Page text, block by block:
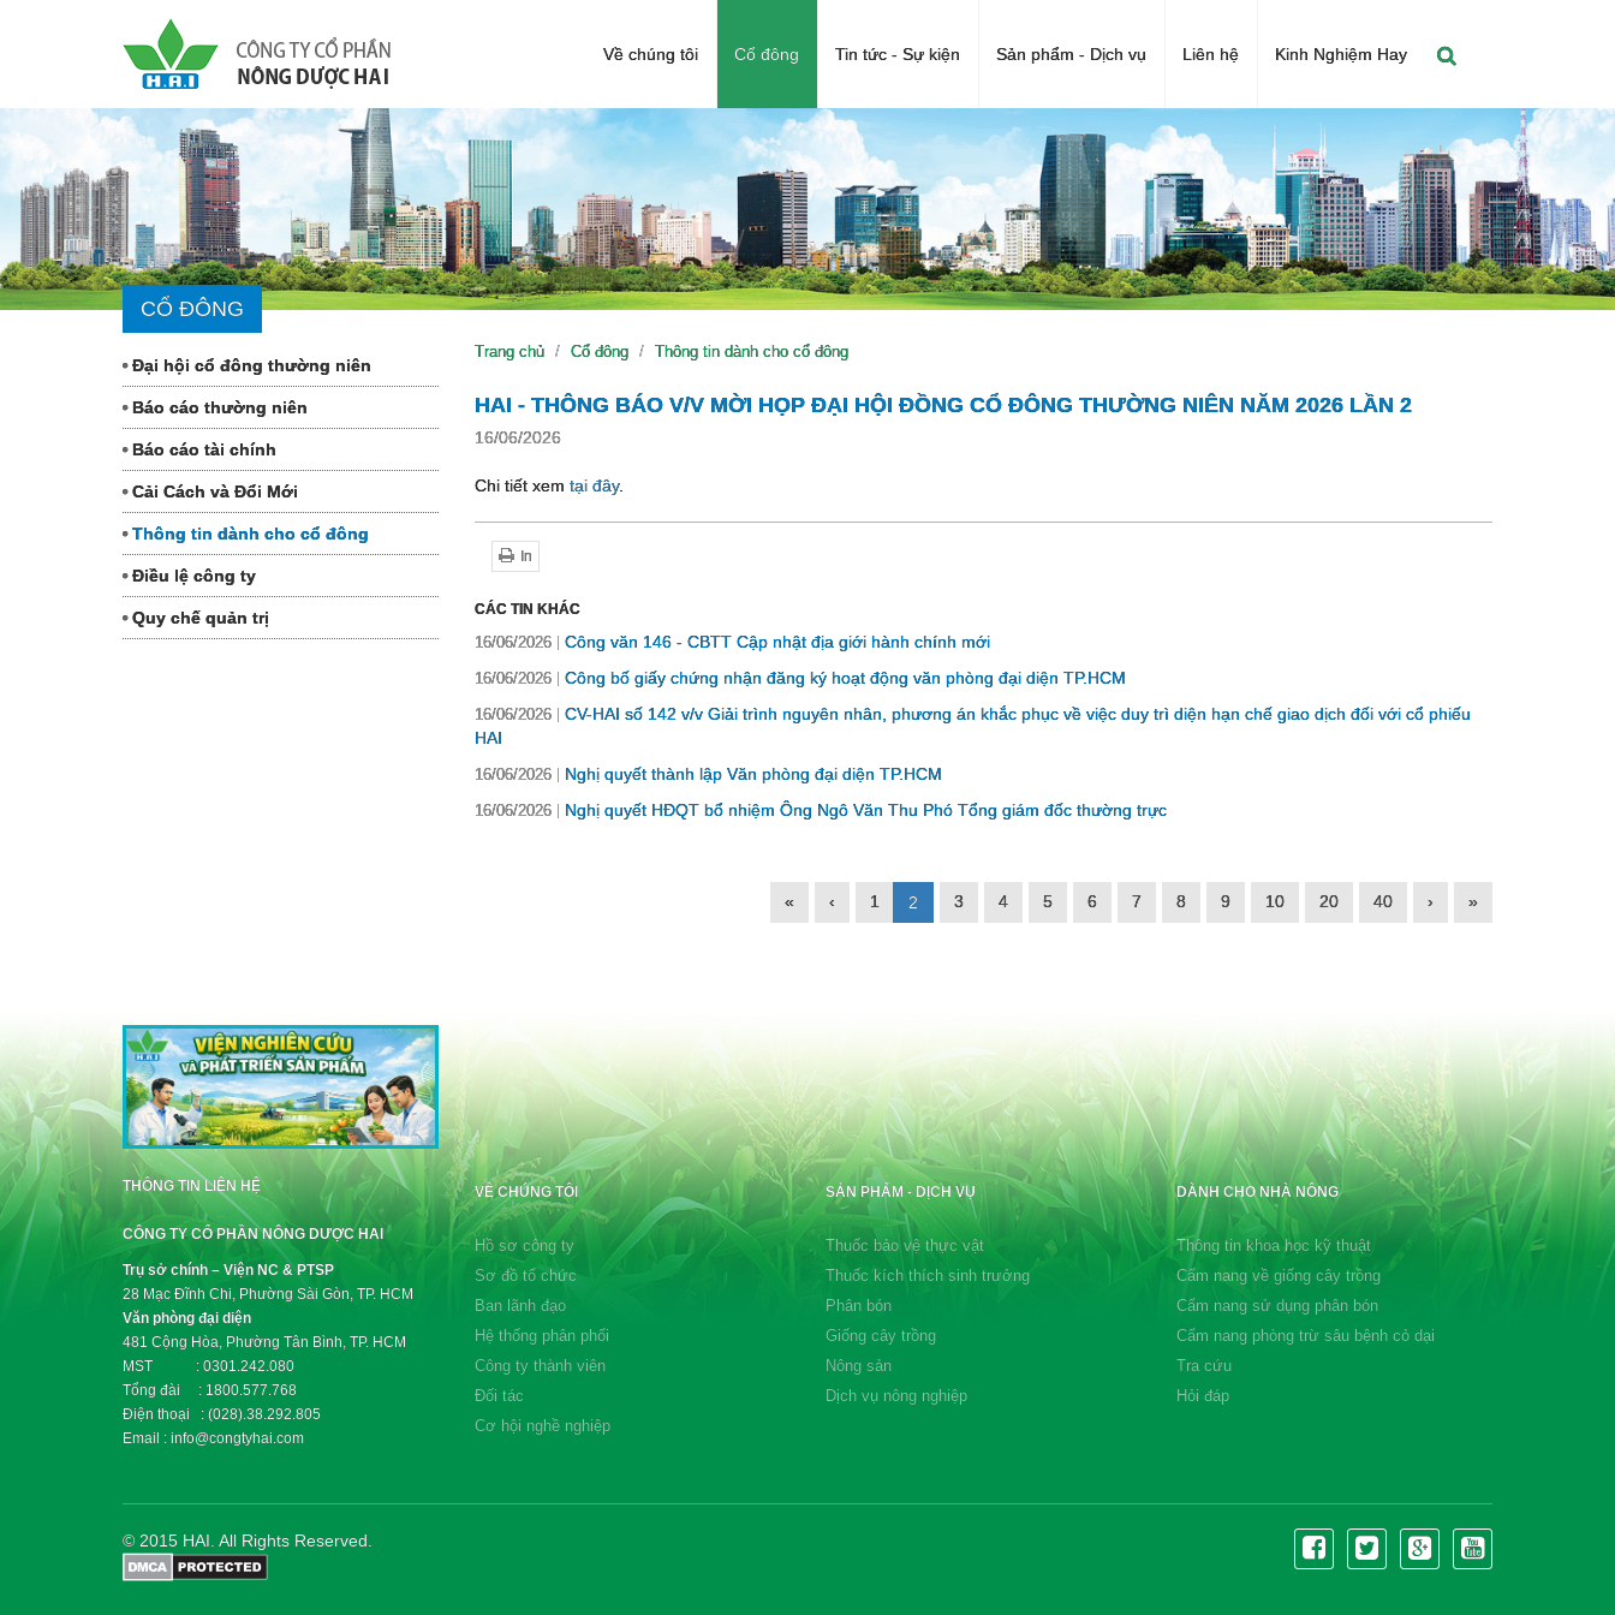
Về chúng tôi Cổ đông Tin tức - Sự kiện Sản phẩm - Dịch vụ Liên hệ Kinh Nghiệm Hay
CỔ ĐÔNG
Đại hội cổ đông thường niên
Báo cáo thường niên
Báo cáo tài chính
Cải Cách và Đổi Mới
Thông tin dành cho cổ đông
Điều lệ công ty
Quy chế quản trị
Trang chủ Cổ đông Thông tin dành cho cổ đông
HAI - THÔNG BÁO V/V MỜI HỌP ĐẠI HỘI ĐỒNG CỔ ĐÔNG THƯỜNG NIÊN NĂM 2026 LẦN 2
16/06/2026
Chi tiết xem tại đây.
In
CÁC TIN KHÁC
16/06/2026 Công văn 146 - CBTT Cập nhật địa giới hành chính mới
16/06/2026 Công bố giấy chứng nhận đăng ký hoạt động văn phòng đại diện TP.HCM
16/06/2026
CV-HAI số 142 v/v Giải trình nguyên nhân, phương án khắc phục về việc duy trì diện hạn chế giao dịch đối với cổ phiếu
HAI
16/06/2026 Nghị quyết thành lập Văn phòng đại diện TP.HCM
16/06/2026 Nghị quyết HĐQT bổ nhiệm Ông Ngô Văn Thu Phó Tổng giám đốc thường trực
« ‹ 1 2 3 4 5 6 7 8 9 10 20 40 › »
THÔNG TIN LIÊN HỆ
CÔNG TY CỔ PHẦN NÔNG DƯỢC HAI
Trụ sở chính – Viện NC & PTSP
28 Mạc Đĩnh Chi, Phường Sài Gòn, TP. HCM
Văn phòng đại diện
481 Cộng Hòa, Phường Tân Bình, TP. HCM
MST : 0301.242.080
Tổng đài : 1800.577.768
Điện thoại : (028).38.292.805
Email : info@congtyhai.com
VỀ CHÚNG TÔI
Hồ sơ công ty
Sơ đồ tổ chức
Ban lãnh đạo
Hệ thống phân phối
Công ty thành viên
Đối tác
Cơ hội nghề nghiệp
SẢN PHẨM - DỊCH VỤ
Thuốc bảo vệ thực vật
Thuốc kích thích sinh trưởng
Phân bón
Giống cây trồng
Nông sản
Dịch vụ nông nghiệp
DÀNH CHO NHÀ NÔNG
Thông tin khoa học kỹ thuật
Cẩm nang về giống cây trồng
Cẩm nang sử dụng phân bón
Cẩm nang phòng trừ sâu bệnh cỏ dại
Tra cứu
Hỏi đáp
© 2015 HAI. All Rights Reserved.